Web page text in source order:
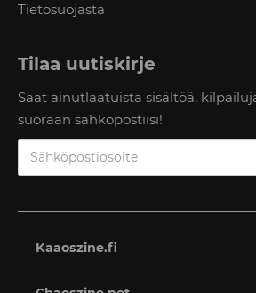
Tietosuojasta
Tilaa uutiskirje
Saat ainutlaatuista sisältöä,
suoraan sähköpostiisi!
Kaaoszine.fi